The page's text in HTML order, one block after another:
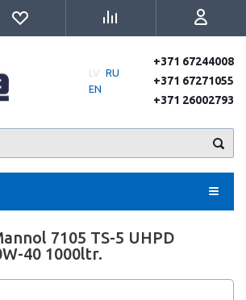
LV RU
EN
+371 67244008
+371 67271055
+371 26002793
7105 TS-5 UHPD
40 1000ltr.